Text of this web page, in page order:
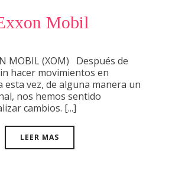
Mobil
MOBIL (XOM) Después de
hacer movimientos en
esta vez, de alguna manera un
nos hemos sentido
cambios. [...]
LEER MAS